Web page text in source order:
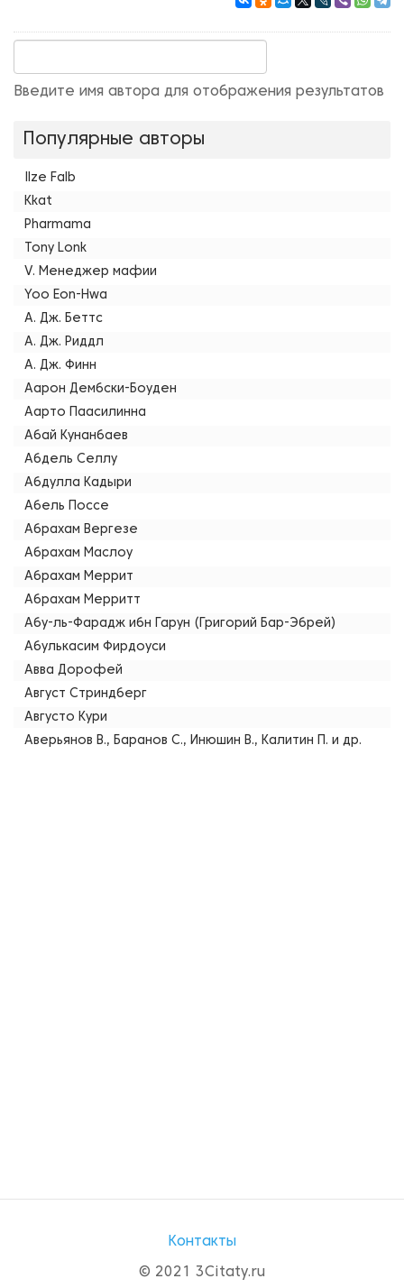
Введите имя автора для отображения результатов
Популярные авторы
Ilze Falb
Kkat
Pharmama
Tony Lonk
V. Менеджер мафии
Yoo Eon-Hwa
А. Дж. Беттс
А. Дж. Риддл
А. Дж. Финн
Аарон Дембски-Боуден
Аарто Паасилинна
Абай Кунанбаев
Абдель Селлу
Абдулла Кадыри
Абель Поссе
Абрахам Вергезе
Абрахам Маслоу
Абрахам Меррит
Абрахам Мерритт
Абу-ль-Фарадж ибн Гарун (Григорий Бар-Эбрей)
Абулькасим Фирдоуси
Авва Дорофей
Август Стриндберг
Августо Кури
Аверьянов В., Баранов С., Инюшин В., Калитин П. и др.
Контакты
© 2021 3Citaty.ru